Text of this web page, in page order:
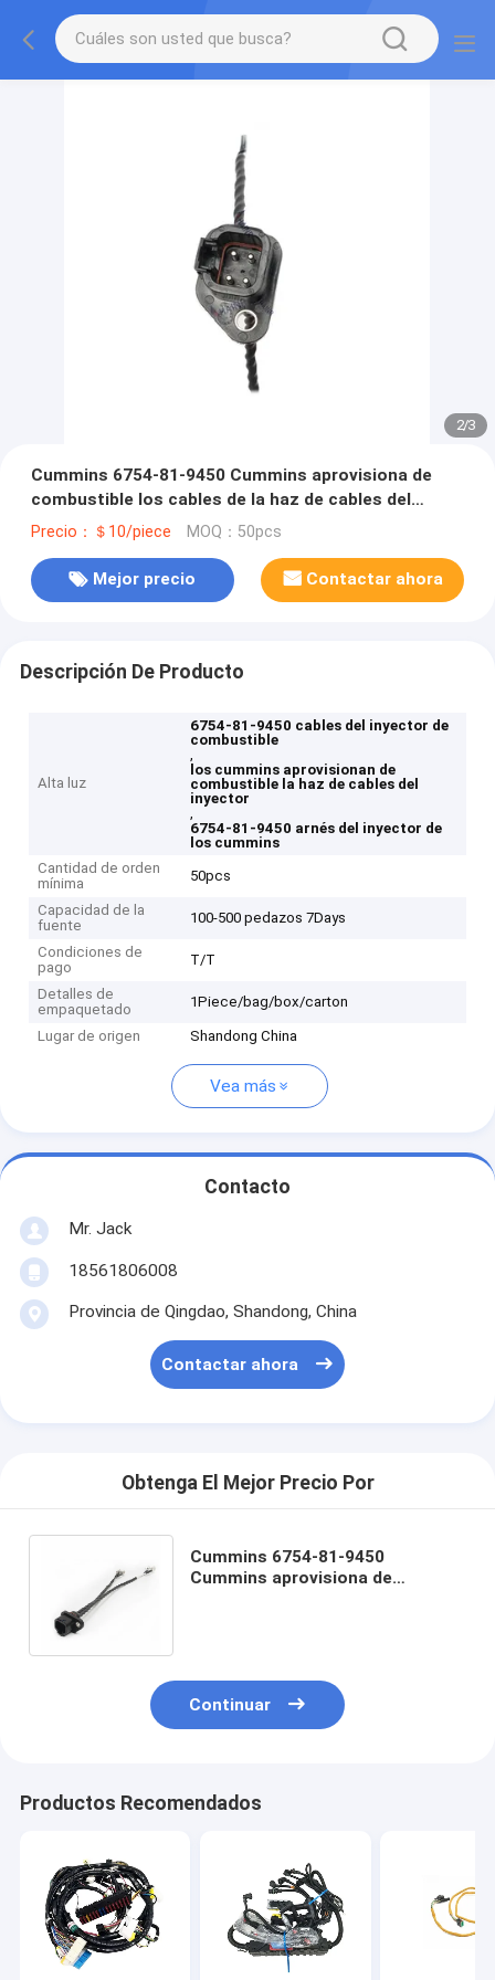
2/3
Cummins 6754-81-9450 Cummins aprovisiona de
combustible los cables de la haz de cables del
inyector
Precio：＄10/piece MOQ：50pcs
Mejor precio Contactar ahora
Descripción De Producto
Alta luz
6754-81-9450 cables del inyector de
combustible
,
los cummins aprovisionan de
combustible la haz de cables del
inyector
,
6754-81-9450 arnés del inyector de
los cummins
Cantidad de orden
mínima
50pcs
Capacidad de la
fuente
100-500 pedazos 7Days
Condiciones de
pago
T/T
Detalles de
empaquetado
1Piece/bag/box/carton
Lugar de origen Shandong China
Vea más
Contacto
Mr. Jack
18561806008
Provincia de Qingdao, Shandong, China
Contactar ahora
Obtenga El Mejor Precio Por
Cummins 6754-81-9450
Cummins aprovisiona de
Continuar
Productos Recomendados